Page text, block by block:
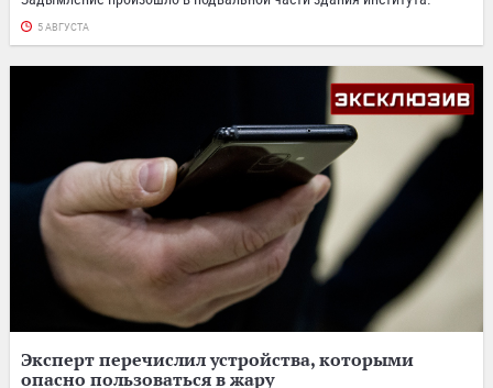
5 АВГУСТА
Эксперт перечислил устройства, которыми
опасно пользоваться в жару